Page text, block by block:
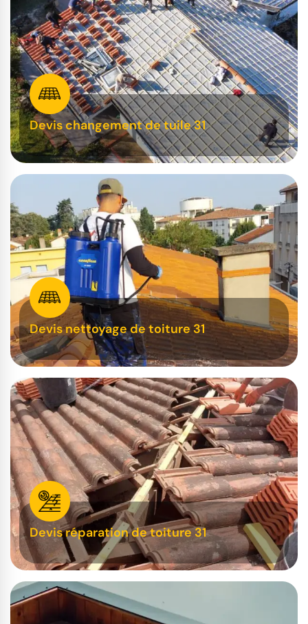
Devis changement de tuile 31
Devis nettoyage de toiture 31
Devis réparation de toiture 31